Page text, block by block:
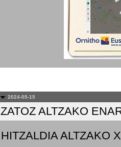
2024-05-15
ZATOZ ALTZAKO
HITZALDIA ALTZAKO